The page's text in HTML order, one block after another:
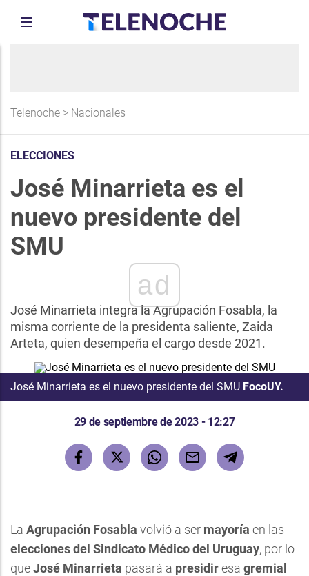
Telenoche > Nacionales
ELECCIONES
José Minarrieta es el
nuevo presidente del
SMU
ad
José Minarrieta integra la Agrupación Fosabla, la
misma corriente de la presidenta saliente, Zaida
Arteta, quien desempeña el cargo desde 2021.
José Minarrieta es el nuevo presidente del SMU FocoUY.
29 de septiembre de 2023 - 12:27
La Agrupación Fosabla volvió a ser mayoría en las
elecciones del Sindicato Médico del Uruguay, por lo
queJosé Minarrieta pasará a presidiresa gremial